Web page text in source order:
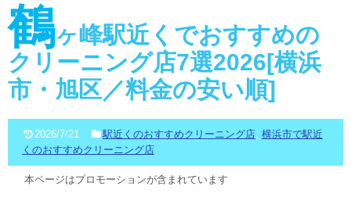
鶴ヶ峰駅近くでおすすめの
クリーニング店7選2026[横浜
市・旭区／料金の安い順]
2026/7/21 駅近くのおすすめクリーニング店, 横浜市で駅近
くのおすすめクリーニング店
本ページはプロモーションが含まれています